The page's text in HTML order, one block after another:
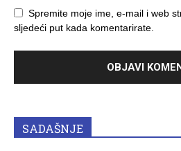
Spremite moje ime, e-mail i web
sljedeći put kada komentarirate.
SADAŠNJE